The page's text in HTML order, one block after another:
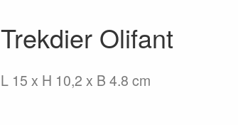
Trekdier Olifant
L 15 x H 10,2 x B 4.8 cm